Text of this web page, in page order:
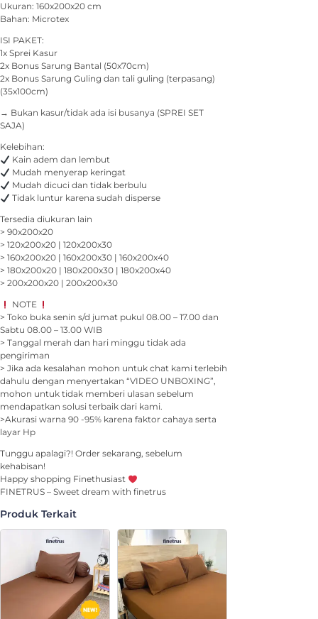
Ukuran: 160x200x20 cm
Bahan: Microtex
ISI PAKET:
1x Sprei Kasur
2x Bonus Sarung Bantal (50x70cm)
2x Bonus Sarung Guling dan tali guling (terpasang)
(35x100cm)
→ Bukan kasur/tidak ada isi busanya (SPREI SET
SAJA)
Kelebihan:
Kain adem dan lembut
Mudah menyerap keringat
Mudah dicuci dan tidak berbulu
Tidak luntur karena sudah disperse
Tersedia diukuran lain
> 90x200x20
> 120x200x20 | 120x200x30
> 160x200x20 | 160x200x30 | 160x200x40
> 180x200x20 | 180x200x30 | 180x200x40
> 200x200x20 | 200x200x30
NOTE
> Toko buka senin s/d jumat pukul 08.00 – 17.00 dan
Sabtu 08.00 – 13.00 WIB
> Tanggal merah dan hari minggu tidak ada
pengiriman
> Jika ada kesalahan mohon untuk chat kami terlebih
dahulu dengan menyertakan “VIDEO UNBOXING”,
mohon untuk tidak memberi ulasan sebelum
mendapatkan solusi terbaik dari kami.
>Akurasi warna 90 -95% karena faktor cahaya serta
layar Hp
Tunggu apalagi?! Order sekarang, sebelum
kehabisan!
Happy shopping Finethusiast
FINETRUS – Sweet dream with finetrus
Produk Terkait